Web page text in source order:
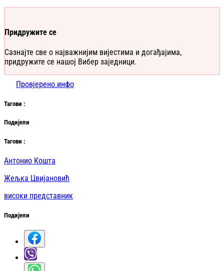
Придружите се
Сазнајте све о најважнијим вијестима и догађајима,
придружите се нашој Вибер заједници.
Провјерено.инфо
Тагови :
Подијели
Тагови :
Антонио Кошта
Жељка Цвијановић
високи представник
Подијели